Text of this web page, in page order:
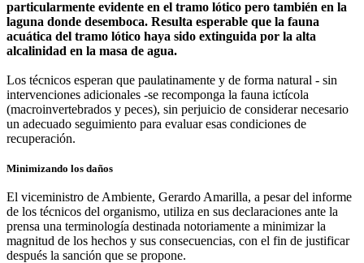
particularmente evidente en el tramo lótico pero también en la
laguna donde desemboca. Resulta esperable que la fauna
acuática del tramo lótico haya sido extinguida por la alta
alcalinidad en la masa de agua.
Los técnicos esperan que paulatinamente y de forma natural - sin
intervenciones adicionales -se recomponga la fauna ictícola
(macroinvertebrados y peces), sin perjuicio de considerar necesario
un adecuado seguimiento para evaluar esas condiciones de
recuperación.
Minimizando los daños
El viceministro de Ambiente, Gerardo Amarilla, a pesar del informe
de los técnicos del organismo, utiliza en sus declaraciones ante la
prensa una terminología destinada notoriamente a minimizar la
magnitud de los hechos y sus consecuencias, con el fin de justificar
después la sanción que se propone.